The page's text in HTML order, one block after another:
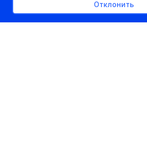
Отклонить